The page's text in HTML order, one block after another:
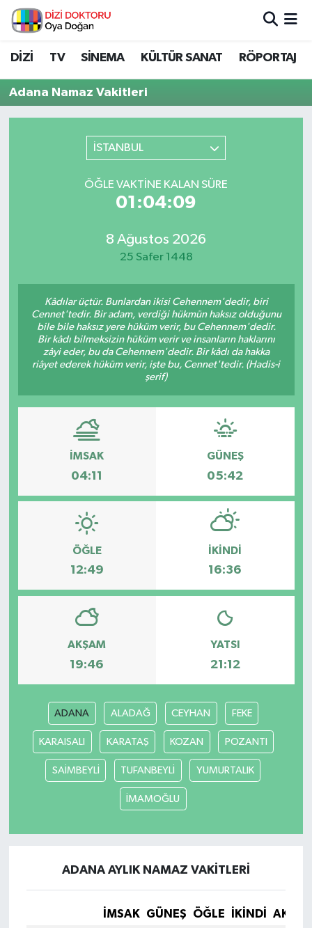
DİZİ TV SİNEMA KÜLTÜR SANAT RÖPORTAJ
Adana Namaz Vakitleri
İSTANBUL
ÖĞLE VAKTINE KALAN SÜRE
01:04:09
8 Ağustos 2026
25 Safer 1448
Kâdılar üçtür. Bunlardan ikisi Cehennem'dedir, biri
Cennet'tedir. Bir adam, verdiği hükmün haksız olduğunu
bile bile haksız yere hüküm verir, bu Cehennem'dedir.
Bir kâdı bilmeksizin hüküm verir ve insanların haklarını
zâyi eder, bu da Cehennem'dedir. Bir kâdı da hakka
riâyet ederek hüküm verir, işte bu, Cennet'tedir. (Hadis-i
şerif)
İMSAK
04:11
GÜNEŞ
05:42
ÖĞLE
12:49
İKINDI
16:36
AKŞAM
19:46
YATSI
21:12
ADANA ALADAĞ CEYHAN FEKE
KARAISALI KARATAŞ KOZAN POZANTI
SAİMBEYLİ TUFANBEYLİ YUMURTALIK
İMAMOĞLU
ADANA AYLIK NAMAZ VAKITLERI
İMSAK GÜNEŞ ÖĞLE İKINDI
İstanbul Nöbetçi Eczaneler
İstanbul Hava Durumu
İstanbul Trafik Yoğunluk Haritası
Süper Lig Puan Durumu ve Fikstür
Haber Arşivi